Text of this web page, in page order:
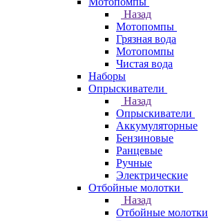
Назад
Мотопомпы
Грязная вода
Мотопомпы
Чистая вода
Наборы
Опрыскиватели
Назад
Опрыскиватели
Аккумуляторные
Бензиновые
Ранцевые
Ручные
Электрические
Отбойные молотки
Назад
Отбойные молотки